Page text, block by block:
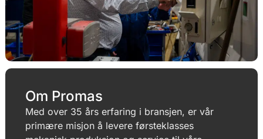
Om Promas
Med over 35 års erfaring i bransjen, er vår
primære misjon å levere førsteklasses